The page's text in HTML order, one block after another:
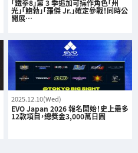
「鐵拳8」第 3 季追加可操作角色「州
光」「鮑勃」「羅傑 Jr.」確定參戰！同時公
開展…
2025.12.10(Wed)
EVO Japan 2026 報名開始！史上最多
12款項目，總獎金3,000萬日圓